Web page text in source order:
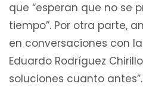
que “esperan que no se
tiempo”. Por otra parte,
en conversaciones con
Eduardo Rodríguez
soluciones cuanto antes”.